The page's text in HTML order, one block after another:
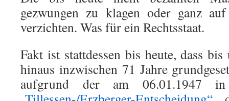
gezwungen zu klagen oder ganz
verzichten. Was für ein Rechtsstaat.
Fakt ist stattdessen bis heute, dass
hinaus inzwischen 71 Jahre
aufgrund der am 06.01.1947 in